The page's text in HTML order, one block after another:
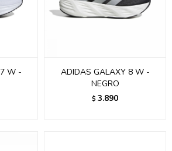
W -
ADIDAS GALAXY 8 W -
NEGRO
$ 3.890